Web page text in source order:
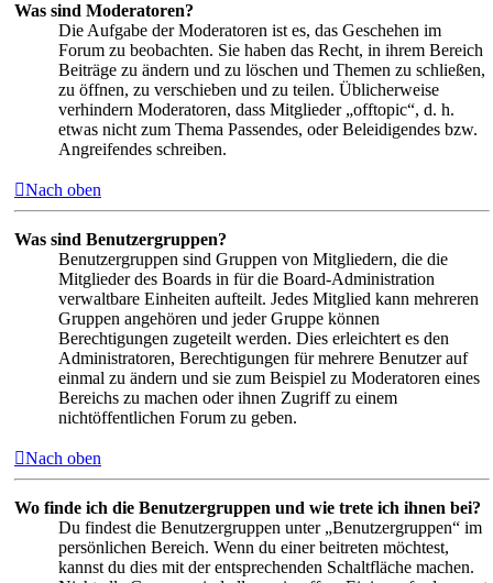
Was sind Moderatoren?
Die Aufgabe der Moderatoren ist es, das Geschehen im
Forum zu beobachten. Sie haben das Recht, in ihrem Bereich
Beiträge zu ändern und zu löschen und Themen zu schließen,
zu öffnen, zu verschieben und zu teilen. Üblicherweise
verhindern Moderatoren, dass Mitglieder „offtopic“, d. h.
etwas nicht zum Thema Passendes, oder Beleidigendes bzw.
Angreifendes schreiben.
Nach oben
Was sind Benutzergruppen?
Benutzergruppen sind Gruppen von Mitgliedern, die die
Mitglieder des Boards in für die Board-Administration
verwaltbare Einheiten aufteilt. Jedes Mitglied kann mehreren
Gruppen angehören und jeder Gruppe können
Berechtigungen zugeteilt werden. Dies erleichtert es den
Administratoren, Berechtigungen für mehrere Benutzer auf
einmal zu ändern und sie zum Beispiel zu Moderatoren eines
Bereichs zu machen oder ihnen Zugriff zu einem
nichtöffentlichen Forum zu geben.
Nach oben
Wo finde ich die Benutzergruppen und wie trete ich ihnen bei?
Du findest die Benutzergruppen unter „Benutzergruppen“ im
persönlichen Bereich. Wenn du einer beitreten möchtest,
kannst du dies mit der entsprechenden Schaltfläche machen.